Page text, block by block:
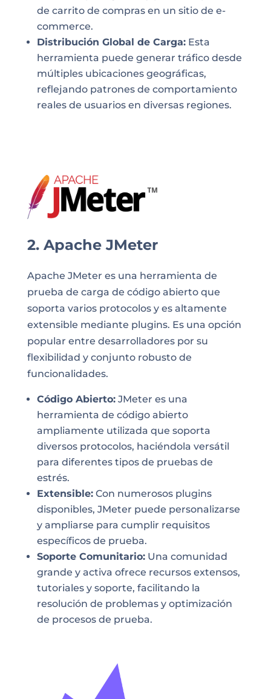
de carrito de compras en un sitio de e-
commerce.
Distribución Global de Carga:Esta
herramienta puede generar tráfico desde
múltiples ubicaciones geográficas,
reflejando patrones de comportamiento
reales de usuarios en diversas regiones.
2. Apache JMeter
Apache JMeter es una herramienta de
prueba de carga de código abierto que
soporta varios protocolos y es altamente
extensible mediante plugins. Es una opción
popular entre desarrolladores por su
flexibilidad y conjunto robusto de
funcionalidades.
Código Abierto:JMeter es una
herramienta de código abierto
ampliamente utilizada que soporta
diversos protocolos, haciéndola versátil
para diferentes tipos de pruebas de
estrés.
Extensible:Con numerosos plugins
disponibles, JMeter puede personalizarse
y ampliarse para cumplir requisitos
específicos de prueba.
Soporte Comunitario:Una comunidad
grande y activa ofrece recursos extensos,
tutoriales y soporte, facilitando la
resolución de problemas y optimización
de procesos de prueba.